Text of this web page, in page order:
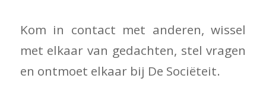
Kom in contact met anderen, wissel
met elkaar van gedachten, stel vragen
en ontmoet elkaar bij De Sociëteit.